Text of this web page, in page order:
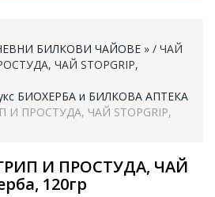
БИЛКОВИ ЧАЙОВЕ » / ЧАЙ
ЧАЙ STOPGRIP,
БИОХЕРБА и БИЛКОВА АПТЕКА
ПРОСТУДА, ЧАЙ STOPGRIP,
И ПРОСТУДА, ЧАЙ
120гр